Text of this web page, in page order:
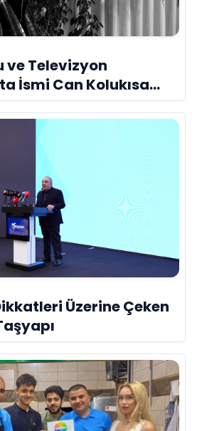
ve Televizyon
İsmi Can Kolukısa
Üzerine Çeken